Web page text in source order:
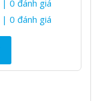
| 0 đánh giá
| 0 đánh giá